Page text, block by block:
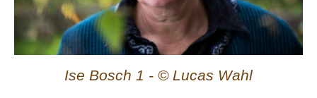
Ise Bosch 1 - © Lucas Wahl